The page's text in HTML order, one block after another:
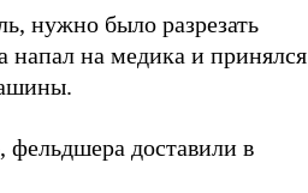
нужно было разрезать
напал на медика и принялся
фельдшера доставили в